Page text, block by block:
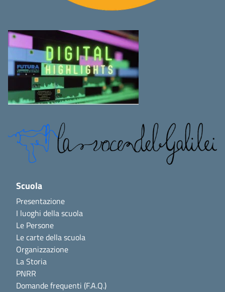
Scuola
Presentazione
I luoghi della scuola
Le Persone
Le carte della scuola
Organizzazione
La Storia
PNRR
Domande frequenti (F.A.Q.)